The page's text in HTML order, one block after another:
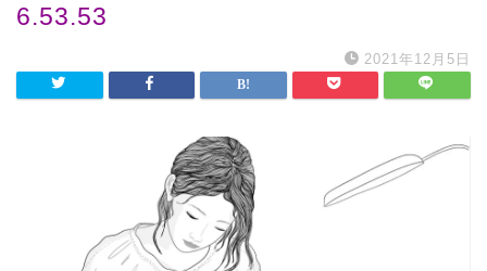
6.53.53
2021年12月5日